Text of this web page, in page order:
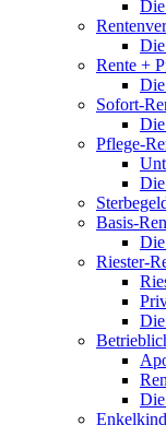
Rente +
Sofort-
Pflege-
Basis-
Riester-